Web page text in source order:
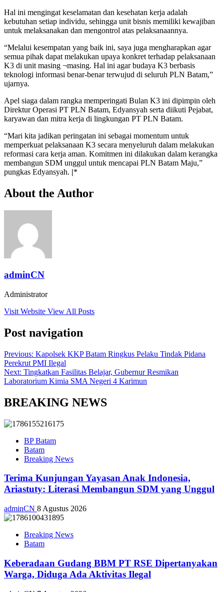
Hal ini mengingat keselamatan dan kesehatan kerja adalah
kebutuhan setiap individu, sehingga unit bisnis memiliki kewajiban
untuk melaksanakan dan mengontrol atas pelaksanaannya.
“Melalui kesempatan yang baik ini, saya juga mengharapkan agar
semua pihak dapat melakukan upaya konkret terhadap pelaksanaan
K3 di unit masing ¬masing. Hal ini agar budaya K3 berbasis
teknologi informasi benar-benar terwujud di seluruh PLN Batam,”
ujarnya.
Apel siaga dalam rangka memperingati Bulan K3 ini dipimpin oleh
Direktur Operasi PT PLN Batam, Edyansyah serta diikuti Pejabat,
karyawan dan mitra kerja di lingkungan PT PLN Batam.
“Mari kita jadikan peringatan ini sebagai momentum untuk
memperkuat pelaksanaan K3 secara menyeluruh dalam melakukan
reformasi cara kerja aman. Komitmen ini dilakukan dalam kerangka
membangun SDM unggul untuk mencapai PLN Batam Maju,”
pungkas Edyansyah. |*
About the Author
adminCN
Administrator
Visit Website View All Posts
Post navigation
Previous: Kapolsek KKP Batam Ringkus Pelaku Tindak Pidana
Perekrut PMI Ilegal
Next: Tingkatkan Fasilitas Belajar, Gubernur Resmikan
Laboratorium Kimia SMA Negeri 4 Karimun
BREAKING NEWS
BP Batam
Batam
Breaking News
Terima Kunjungan Yayasan Anak Indonesia,
Ariastuty: Literasi Membangun SDM yang Unggul
adminCN 8 Agustus 2026
Breaking News
Batam
Keberadaan Gudang BBM PT RSE Dipertanyakan
Warga, Diduga Ada Aktivitas Ilegal